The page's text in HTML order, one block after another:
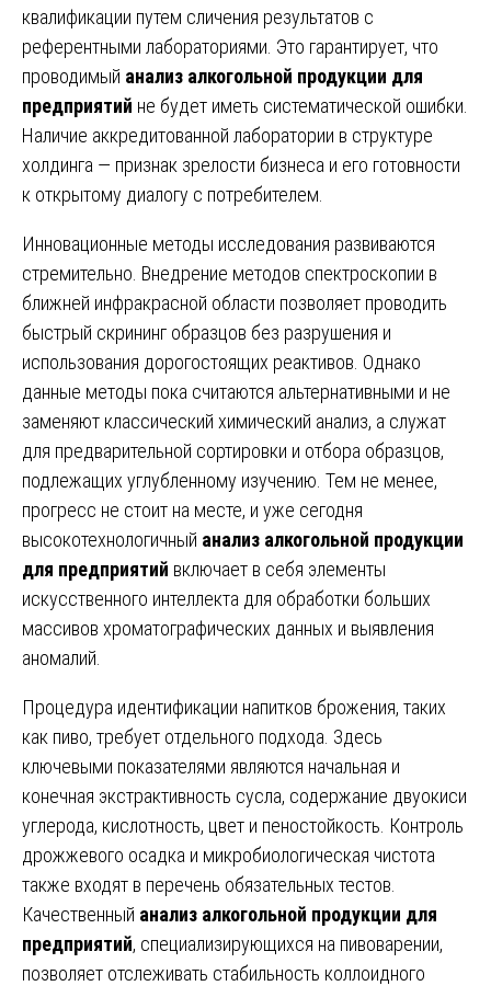
квалификации путем сличения результатов с
референтными лабораториями. Это гарантирует, что
проводимый анализ алкогольной продукции для
предприятий не будет иметь систематической ошибки.
Наличие аккредитованной лаборатории в структуре
холдинга — признак зрелости бизнеса и его готовности
к открытому диалогу с потребителем.
Инновационные методы исследования развиваются
стремительно. Внедрение методов спектроскопии в
ближней инфракрасной области позволяет проводить
быстрый скрининг образцов без разрушения и
использования дорогостоящих реактивов. Однако
данные методы пока считаются альтернативными и не
заменяют классический химический анализ, а служат
для предварительной сортировки и отбора образцов,
подлежащих углубленному изучению. Тем не менее,
прогресс не стоит на месте, и уже сегодня
высокотехнологичный анализ алкогольной продукции
для предприятий включает в себя элементы
искусственного интеллекта для обработки больших
массивов хроматографических данных и выявления
аномалий.
Процедура идентификации напитков брожения, таких
как пиво, требует отдельного подхода. Здесь
ключевыми показателями являются начальная и
конечная экстрактивность сусла, содержание двуокиси
углерода, кислотность, цвет и пеностойкость. Контроль
дрожжевого осадка и микробиологическая чистота
также входят в перечень обязательных тестов.
Качественный анализ алкогольной продукции для
предприятий, специализирующихся на пивоварении,
позволяет отслеживать стабильность коллоидного